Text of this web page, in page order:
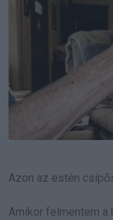
Azon az estén
Amikor felmentem a